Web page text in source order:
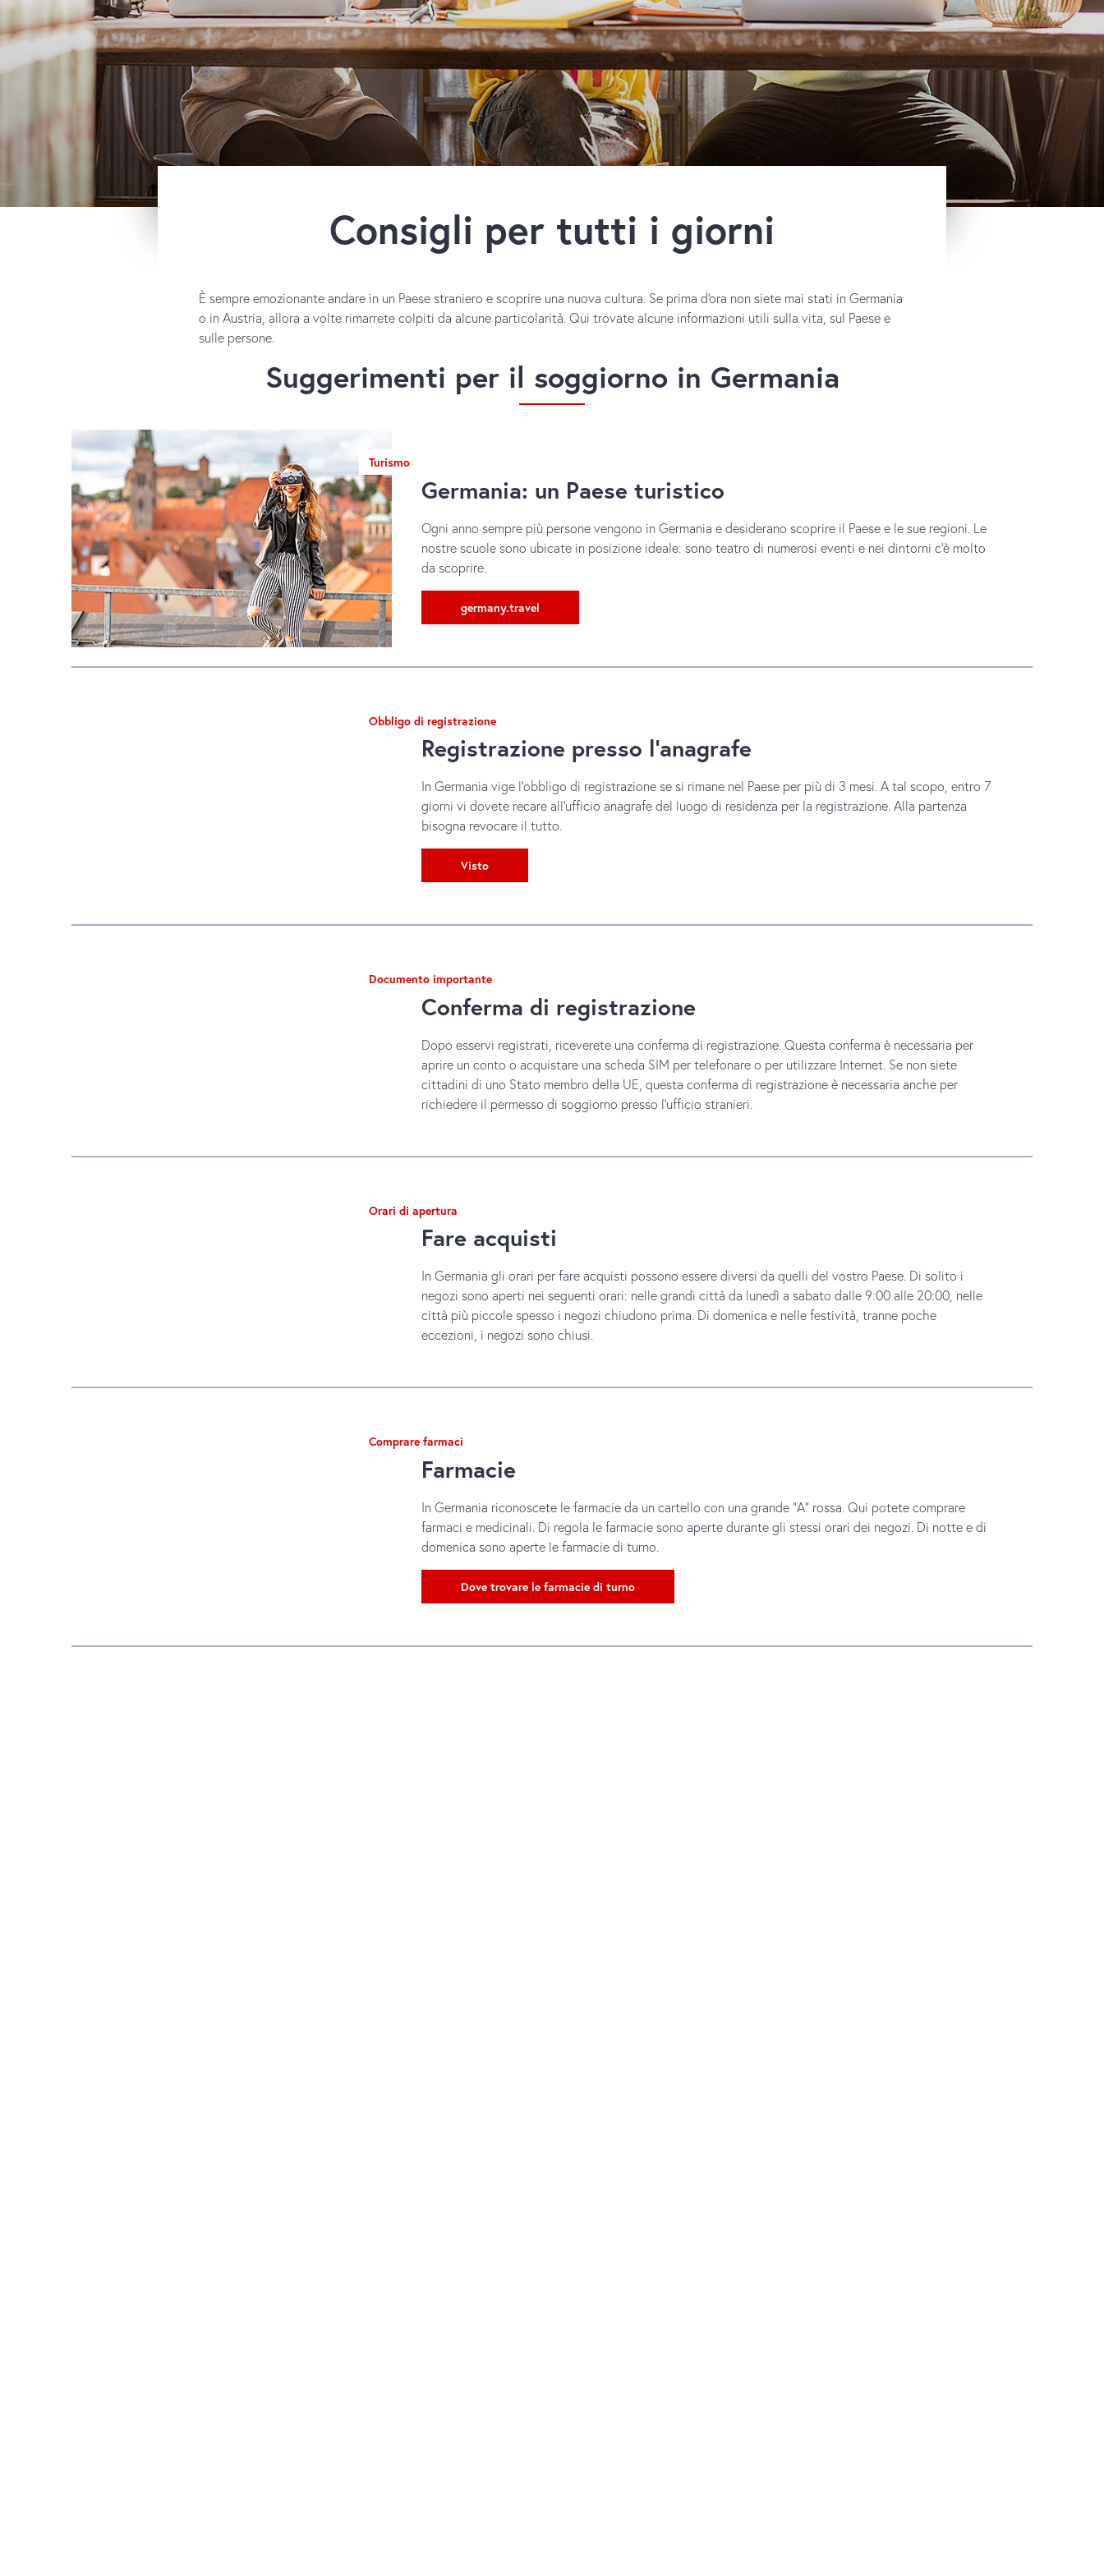
Consigli per tutti i giorni
È sempre emozionante andare in un Paese straniero e scoprire una nuova cultura. Se prima d'ora non siete mai stati in Germania
o in Austria, allora a volte rimarrete colpiti da alcune particolarità. Qui trovate alcune informazioni utili sulla vita, sul Paese e
sulle persone.
Suggerimenti per il soggiorno in Germania
Turismo
Germania: un Paese turistico
Ogni anno sempre più persone vengono in Germania e desiderano scoprire il Paese e le sue regioni. Le
nostre scuole sono ubicate in posizione ideale: sono teatro di numerosi eventi e nei dintorni c’è molto
da scoprire.
germany.travel
Obbligo di registrazione
Registrazione presso l'anagrafe
In Germania vige l’obbligo di registrazione se si rimane nel Paese per più di 3 mesi. A tal scopo, entro 7
giorni vi dovete recare all’ufficio anagrafe del luogo di residenza per la registrazione. Alla partenza
bisogna revocare il tutto.
Visto
Documento importante
Conferma di registrazione
Dopo esservi registrati, riceverete una conferma di registrazione. Questa conferma è necessaria per
aprire un conto o acquistare una scheda SIM per telefonare o per utilizzare Internet. Se non siete
cittadini di uno Stato membro della UE, questa conferma di registrazione è necessaria anche per
richiedere il permesso di soggiorno presso l’ufficio stranieri.
Orari di apertura
Fare acquisti
In Germania gli orari per fare acquisti possono essere diversi da quelli del vostro Paese. Di solito i
negozi sono aperti nei seguenti orari: nelle grandi città da lunedì a sabato dalle 9:00 alle 20:00, nelle
città più piccole spesso i negozi chiudono prima. Di domenica e nelle festività, tranne poche
eccezioni, i negozi sono chiusi.
Comprare farmaci
Farmacie
In Germania riconoscete le farmacie da un cartello con una grande "A" rossa. Qui potete comprare
farmaci e medicinali. Di regola le farmacie sono aperte durante gli stessi orari dei negozi. Di notte e di
domenica sono aperte le farmacie di turno.
Dove trovare le farmacie di turno